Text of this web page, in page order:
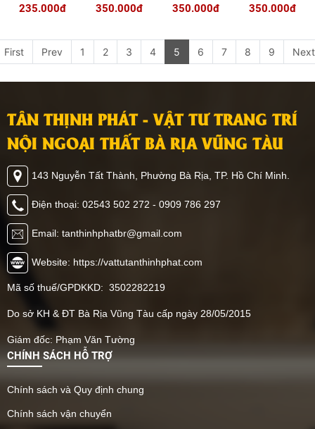
235.000đ 350.000đ 350.000đ 350.000đ
First Prev 1 2 3 4 5 6 7 8 9 Next
TÂN THỊNH PHÁT - VẬT TƯ TRANG TRÍ
NỘI NGOẠI THẤT BÀ RỊA VŨNG TÀU
143 Nguyễn Tất Thành, Phường Bà Rịa, TP. Hồ Chí Minh.
Điện thoại: 02543 502 272 - 0909 786 297
Email: tanthinhphatbr@gmail.com
Website: https://vattutanthinhphat.com
Mã số thuế/GPDKKD: 3502282219
Do sở KH & ĐT Bà Rịa Vũng Tàu cấp ngày 28/05/2015
Giám đốc: Phạm Văn Tường
CHÍNH SÁCH HỖ TRỢ
Chính sách và Quy định chung
Chính sách vận chuyển